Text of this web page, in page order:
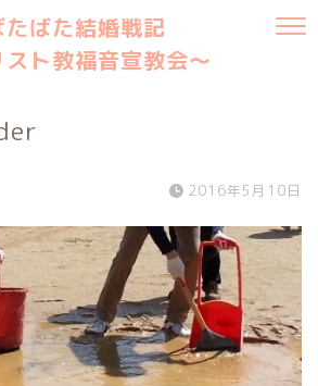
たばた結婚戦記
スト教福音宣教会〜
2016年5月10日